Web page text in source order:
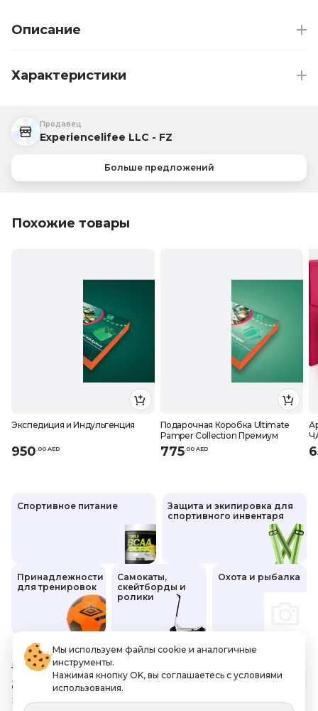
Описание
Характеристики
Продавец
Experiencelifee LLC - FZ
Больше предложений
Похожие товары
Экспедиция и Индульгенция
950 00 AED
Подарочная Коробка Ultimate
Pamper Collection Премиум
775. 00 AED
Спортивное питание
Защита и экипировка для
спортивного инвентаря
Принадлежности
для тренировок
Самокаты,
скейтборды и
ролики
Охота и рыбалка
899 .00 AED
809 .10 AED
Экономия89 AED
Закончился
Включая НДС
Мы используем файлы cookie и аналогичные
инструменты.
Нажимая кнопку OK, вы соглашаетесь с условиями
использования.